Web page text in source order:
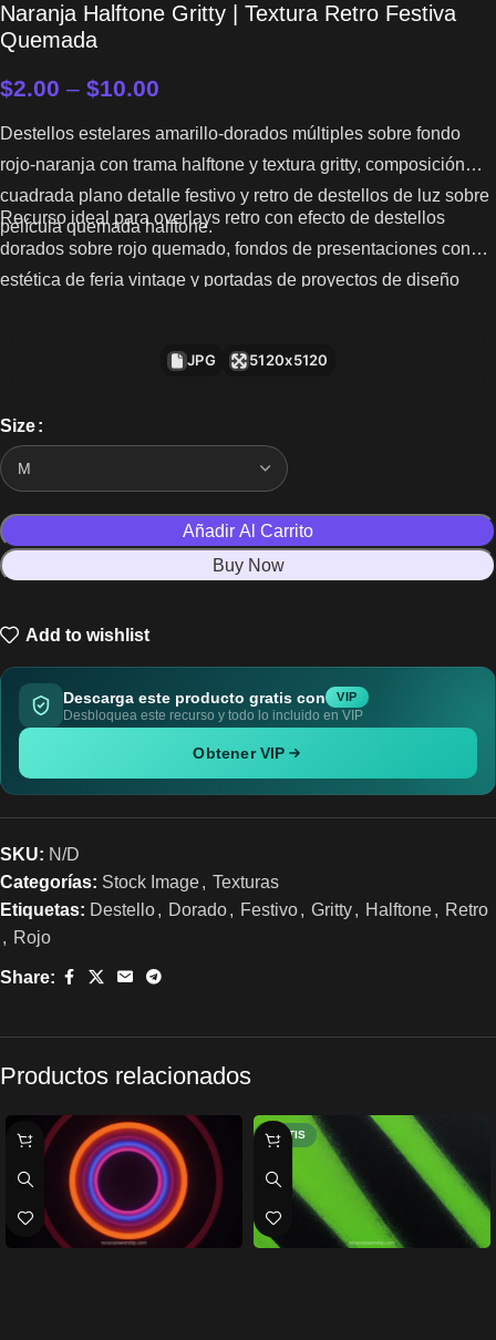
Naranja Halftone Gritty | Textura Retro Festiva
Quemada
$2.00 – $10.00
Destellos estelares amarillo-dorados múltiples sobre fondo
rojo-naranja con trama halftone y textura gritty, composición
cuadrada plano detalle festivo y retro de destellos de luz sobre
película quemada halftone.
Recurso ideal para overlays retro con efecto de destellos
dorados sobre rojo quemado, fondos de presentaciones con
estética de feria vintage y portadas de proyectos de diseño
JPG 5120x5120
Size
Añadir Al Carrito
Buy Now
Add to wishlist
Descarga este producto gratis con VIP
Desbloquea este recurso y todo lo incluido en VIP
Obtener VIP
SKU: N/D
Categorías: Stock Image, Texturas
Etiquetas: Destello, Dorado, Festivo, Gritty, Halftone, Retro
, Rojo
Share:
Productos relacionados
GRATIS